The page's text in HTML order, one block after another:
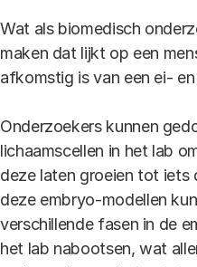
Wat als biomedisch
maken dat lijkt op een
afkomstig is van een ei-
Onderzoekers kunnen
lichaamscellen in het lab
deze laten groeien tot
deze embryo-modellen
verschillende fasen in de
het lab nabootsen, wat